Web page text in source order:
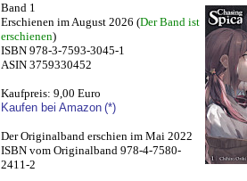
Band 1
Erschienen im August 2026 (Der Band ist
erschienen)
ISBN 978-3-7593-3045-1
ASIN 3759330452
Kaufpreis: 9,00 Euro
Kaufen bei Amazon (*)
Der Originalband erschien im Mai 2022
ISBN vom Originalband 978-4-7580-
2411-2